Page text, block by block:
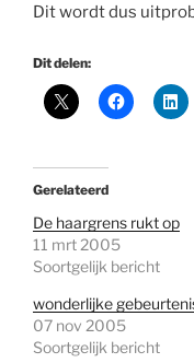
Dit wordt dus
Dit delen:
Gerelateerd
De haargrens rukt op
11 mrt 2005
Soortgelijk bericht
wonderlijke
07 nov 2005
Soortgelijk bericht